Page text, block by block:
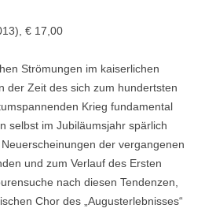
€ 17,00
Strömungen im kaiserlichen
der Zeit des sich zum hundertsten
Krieg fundamental
selbst im Jubiläumsjahr spärlich
der vergangenen
und zum Verlauf des Ersten
nach diesen Tendenzen,
Chor des „Augusterlebnisses“